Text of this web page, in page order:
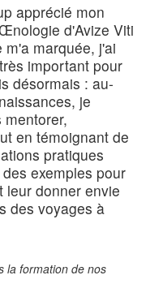
apprécié mon
d'Avize Viti
marquée, j'ai
important pour
désormais : au-
je
en témoignant de
pratiques
exemples pour
leur donner envie
des voyages à
la formation de nos